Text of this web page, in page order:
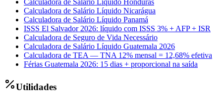
Calculadora de Salário Líquido Honduras
Calculadora de Salário Líquido Nicarágua
Calculadora de Salário Líquido Panamá
ISSS El Salvador 2026: líquido com ISSS 3% + AFP + ISR
Calculadora de Seguro de Vida Necessário
Calculadora de Salário Líquido Guatemala 2026
Calculadora de TEA — TNA 12% mensal = 12,68% efetiva
Férias Guatemala 2026: 15 dias + proporcional na saída
Utilidades